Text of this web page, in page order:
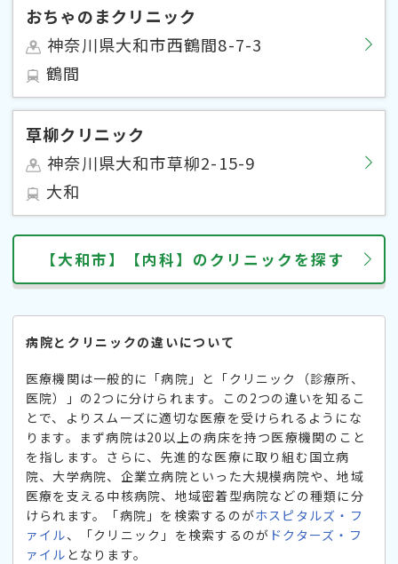
おちゃのまクリニック
神奈川県大和市西鶴間8-7-3
鶴間
草柳クリニック
神奈川県大和市草柳2-15-9
大和
【大和市】【内科】のクリニックを探す
病院とクリニックの違いについて
医療機関は一般的に「病院」と「クリニック（診療所、
医院）」の2つに分けられます。この2つの違いを知るこ
とで、よりスムーズに適切な医療を受けられるようにな
ります。まず病院は20以上の病床を持つ医療機関のこと
を指します。さらに、先進的な医療に取り組む国立病
院、大学病院、企業立病院といった大規模病院や、地域
医療を支える中核病院、地域密着型病院などの種類に分
けられます。「病院」を検索するのがホスピタルズ・フ
ァイル、「クリニック」を検索するのが ドクターズ・フ
ァイル となります。